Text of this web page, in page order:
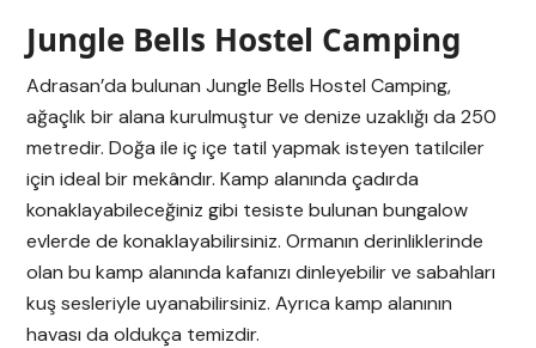
Jungle Bells Hostel Camping
Adrasan’da bulunan Jungle Bells Hostel Camping,
ağaçlık bir alana kurulmuştur ve denize uzaklığı da 250
metredir. Doğa ile iç içe tatil yapmak isteyen tatilciler
için ideal bir mekândır. Kamp alanında çadırda
konaklayabileceğiniz gibi tesiste bulunan bungalow
evlerde de konaklayabilirsiniz. Ormanın derinliklerinde
olan bu kamp alanında kafanızı dinleyebilir ve sabahları
kuş sesleriyle uyanabilirsiniz. Ayrıca kamp alanının
havası da oldukça temizdir.